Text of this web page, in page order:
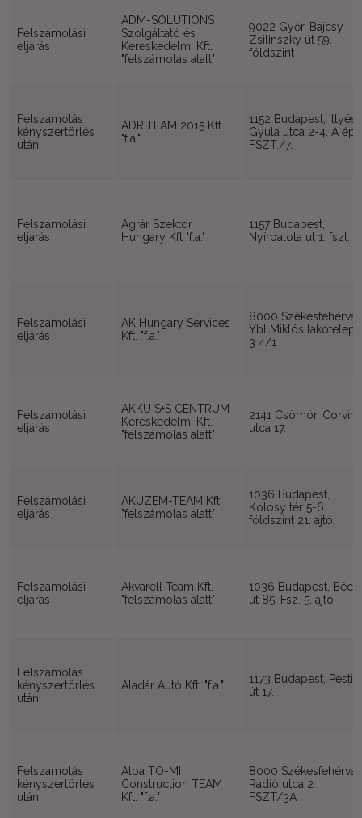
Felszámolási
eljárás
ADM-SOLUTIONS
Szolgáltató és
Kereskedelmi Kft.
"felszámolás alatt"
9022 Győr, Bajcsy
Zsilinszky út 59.
földszint
Felszámolás
kényszertörlés
után
ADRITEAM 2015 Kft.
"f.a."
1152 Budapest, Illyés
Gyula utca 2-4. A ép.
FSZT./7.
Felszámolási
eljárás
Agrár Szektor
Hungary Kft "f.a."
1157 Budapest,
Nyírpalota út 1. fszt. 1.
Felszámolási
eljárás
AK Hungary Services
Kft. "f.a."
8000 Székesfehérvár,
Ybl Miklós lakótelep
3 4/1
Felszámolási
eljárás
AKKU S+S CENTRUM
Kereskedelmi Kft.
"felszámolás alatt"
2141 Csömör, Corvina
utca 17.
Felszámolási
eljárás
AKUZEM-TEAM Kft.
"felszámolás alatt"
1036 Budapest,
Kolosy tér 5-6.
földszint 21. ajtó
Felszámolási
eljárás
Akvarell Team Kft.
"felszámolás alatt"
1036 Budapest, Bécsi
út 85. Fsz. 5. ajtó
Felszámolás
kényszertörlés
után
Aladár Autó Kft. "f.a."
1173 Budapest, Pesti
út 17.
Felszámolás
kényszertörlés
után
Alba TO-MI
Construction TEAM
Kft. "f.a."
8000 Székesfehérvár,
Rádió utca 2
FSZT/3A